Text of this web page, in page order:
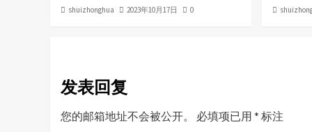
shuizhonghua 2023年10月17日 0
发表回复
您的邮箱地址不会被公开。 必填项已用 * 标注